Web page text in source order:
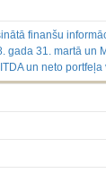
finanšu
gada 31. martā un
un neto portfeļa